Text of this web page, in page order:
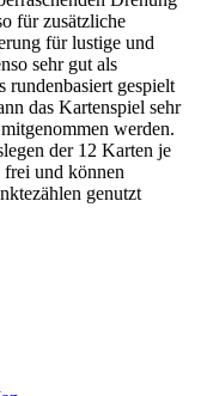
für zusätzliche
für lustige und
sehr gut als
rundenbasiert gespielt
das Kartenspiel sehr
werden.
der 12 Karten je
und können
genutzt